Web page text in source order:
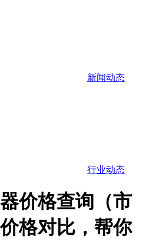
新闻动态
行业动态
价格查询（市
格对比，帮你